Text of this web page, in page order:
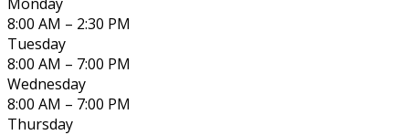
8:00 AM – 2:30 PM
Tuesday
8:00 AM – 7:00 PM
Wednesday
8:00 AM – 7:00 PM
Thursday